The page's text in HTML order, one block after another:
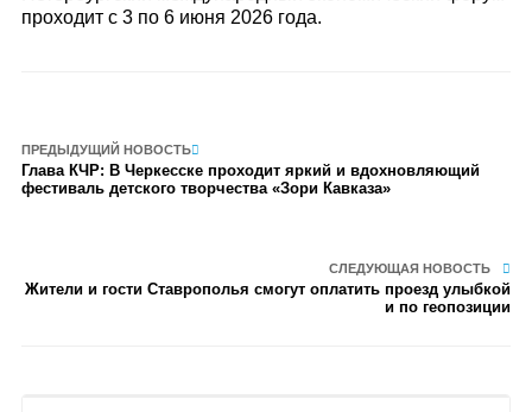
проходит с 3 по 6 июня 2026 года.
ПРЕДЫДУЩИЙ НОВОСТЬ
Глава КЧР: В Черкесске проходит яркий и вдохновляющий
фестиваль детского творчества «Зори Кавказа»
СЛЕДУЮЩАЯ НОВОСТЬ
Жители и гости Ставрополья смогут оплатить проезд улыбкой
и по геопозиции